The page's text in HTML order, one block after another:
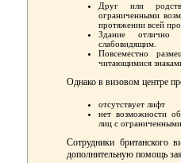
Друг или
ограниченными
протяжении всей
Здание отлично
слабовидящим.
Повсеместно
читающимися
Однако в визовом центре
отсутствует лифт
нет возможности
лиц с
Сотрудники британского
дополнительную помощь